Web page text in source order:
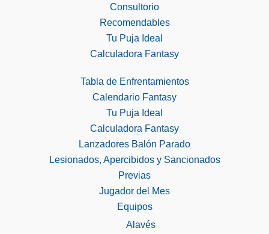
Consultorio
Recomendables
Tu Puja Ideal
Calculadora Fantasy
Tabla de Enfrentamientos
Calendario Fantasy
Tu Puja Ideal
Calculadora Fantasy
Lanzadores Balón Parado
Lesionados, Apercibidos y Sancionados
Previas
Jugador del Mes
Equipos
Alavés